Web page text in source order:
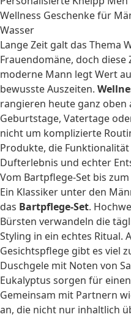
Wellness Geschenke für
Wasser
Lange Zeit galt das Thema
Frauendomäne, doch
moderne Mann legt Wert
bewusste Auszeiten.
rangieren heute ganz
Geburtstage, Vatertage
nicht um komplizierte
Produkte, die
Dufterlebnis und echter
Vom Bartpflege-Set bis
Ein Klassiker unter den
das Bartpflege-Set.
Bürsten verwandeln die
Styling in ein echtes Ritual.
Gesichtspflege gibt es viel
Duschgele mit Noten von
Eukalyptus sorgen für
Gemeinsam mit Partnern
an, die nicht nur inhaltlich